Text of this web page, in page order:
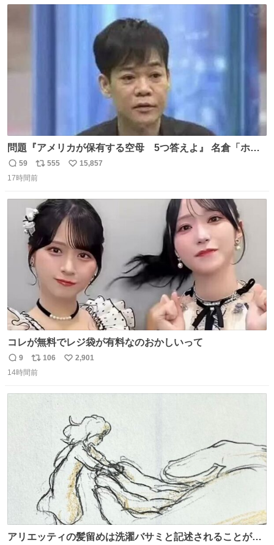
問題『アメリカが保有する空母 5つ答えよ』 名倉「ホン
マごめん、日本」
返
信
59
リ
ポ
ト
数
555
い
数
15,857
17時間前
コレが無料でレジ袋が有料なのおかしいって
返
信
9
リ
ポ
106
い
2,901
14時間前
アリエッティの髪留めは洗濯バサミと記述されることが多